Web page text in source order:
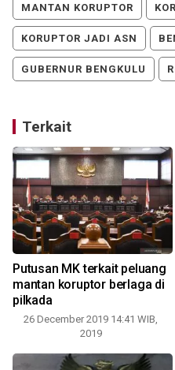
MANTAN KORUPTOR
KORUPTOR JADI ASN
GUBERNUR BENGKULU
Terkait
Putusan MK terkait peluang
mantan koruptor berlaga di
pilkada
26 December 2019 14:41 WIB,
2019